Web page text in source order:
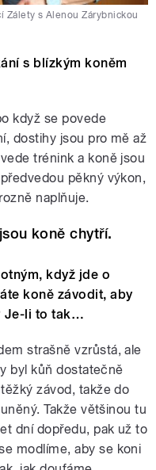
Zálety s Alenou Zárybnickou
s blízkým koněm
když se povede
dostihy jsou pro mě až
trénink a koně jsou
pěkný výkon,
naplňuje.
koně chytří.
když jde o
koně závodit, aby
Je-li to tak…
strašně vzrůstá, ale
byl kůň dostatečně
závod, takže do
Takže většinou tu
dní dopředu, pak už to
modlíme, aby se koni